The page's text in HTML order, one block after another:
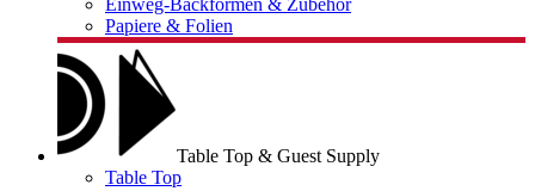
Einweg-Backformen & Zubehör
Papiere & Folien
Table Top & Guest Supply
Table Top